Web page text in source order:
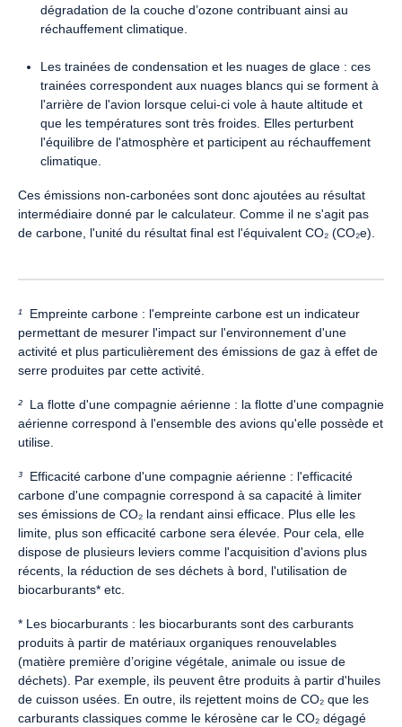
dégradation de la couche d’ozone contribuant ainsi au
réchauffement climatique.
Les trainées de condensation et les nuages de glace : ces
trainées correspondent aux nuages blancs qui se forment à
l'arrière de l'avion lorsque celui-ci vole à haute altitude et
que les températures sont très froides. Elles perturbent
l'équilibre de l'atmosphère et participent au réchauffement
climatique.
Ces émissions non-carbonées sont donc ajoutées au résultat
intermédiaire donné par le calculateur. Comme il ne s'agit pas
de carbone, l'unité du résultat final est l'équivalent CO₂ (CO₂e).
¹ Empreinte carbone : l'empreinte carbone est un indicateur
permettant de mesurer l'impact sur l'environnement d'une
activité et plus particulièrement des émissions de gaz à effet de
serre produites par cette activité.
² La flotte d'une compagnie aérienne : la flotte d'une compagnie
aérienne correspond à l'ensemble des avions qu'elle possède et
utilise.
³ Efficacité carbone d'une compagnie aérienne : l'efficacité
carbone d'une compagnie correspond à sa capacité à limiter
ses émissions de CO₂ la rendant ainsi efficace. Plus elle les
limite, plus son efficacité carbone sera élevée. Pour cela, elle
dispose de plusieurs leviers comme l'acquisition d'avions plus
récents, la réduction de ses déchets à bord, l'utilisation de
biocarburants* etc.
* Les biocarburants : les biocarburants sont des carburants
produits à partir de matériaux organiques renouvelables
(matière première d’origine végétale, animale ou issue de
déchets). Par exemple, ils peuvent être produits à partir d'huiles
de cuisson usées. En outre, ils rejettent moins de CO₂ que les
carburants classiques comme le kérosène car le CO₂ dégagé